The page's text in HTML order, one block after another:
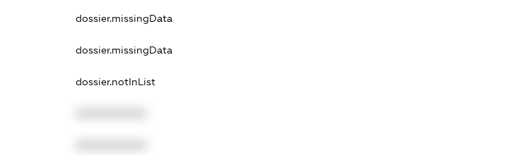
dossier.missingData
dossier.missingData
dossier.notInList